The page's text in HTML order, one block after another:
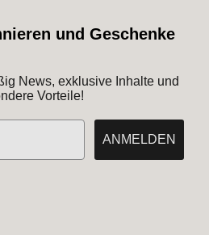
und Geschenke
News, exklusive Inhalte und
Vorteile!
ANMELDEN